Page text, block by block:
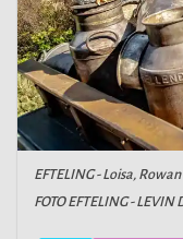
EFTELING - Loisa,
FOTO EFTELING - LEVIN